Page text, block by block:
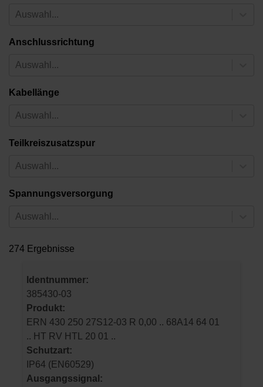
Auswahl...
Anschlussrichtung
Auswahl...
Kabellänge
Auswahl...
Teilkreiszusatzspur
Auswahl...
Spannungsversorgung
Auswahl...
274 Ergebnisse
Identnummer:
385430-03
Produkt:
ERN 430 250 27S12-03 R 0,00 .. 68A14 64 01
.. HT RV HTL 20 01 ..
Schutzart:
IP64 (EN60529)
Ausgangssignal: